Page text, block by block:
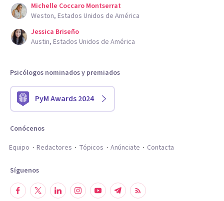
Michelle Coccaro Montserrat
Weston, Estados Unidos de América
Jessica Briseño
Austin, Estados Unidos de América
Psicólogos nominados y premiados
PyM Awards 2024
Conócenos
Equipo
Redactores Tópicos Anúnciate Contacta
Síguenos